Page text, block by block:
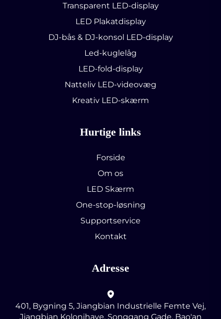
Transparent LED-display
LED Plakatdisplay
DJ-bås & DJ-konsol LED-display
Led-kuglelåg
LED-fold-display
Natteliv LED-videovæg
Kreativ LED-skærm
Hurtige links
Forside
Om os
LED Skærm
One-stop-løsning
Supportservice
Kontakt
Adresse
401, Bygning 5, Jiangbian Industrielle Femte Vej,
Jiangbian Kolonihave, Songgang Gade, Bao'an